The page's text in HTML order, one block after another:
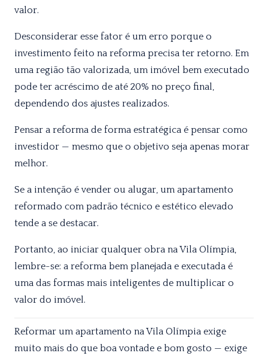
valor.
Desconsiderar esse fator é um erro porque o
investimento feito na reforma precisa ter retorno. Em
uma região tão valorizada, um imóvel bem executado
pode ter acréscimo de até 20% no preço final,
dependendo dos ajustes realizados.
Pensar a reforma de forma estratégica é pensar como
investidor — mesmo que o objetivo seja apenas morar
melhor.
Se a intenção é vender ou alugar, um apartamento
reformado com padrão técnico e estético elevado
tende a se destacar.
Portanto, ao iniciar qualquer obra na Vila Olímpia,
lembre-se: a reforma bem planejada e executada é
uma das formas mais inteligentes de multiplicar o
valor do imóvel.
Reformar um apartamento na Vila Olímpia exige
muito mais do que boa vontade e bom gosto — exige